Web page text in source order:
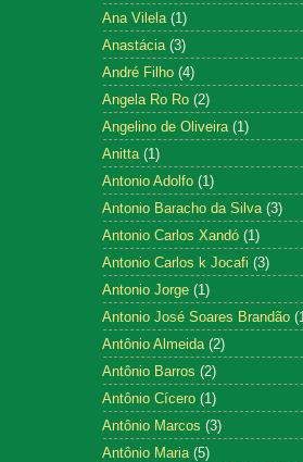
Ana Vilela (1)
Anastácia (3)
André Filho (4)
Angela Ro Ro (2)
Angelino de Oliveira (1)
Anitta (1)
Antonio Adolfo (1)
Antonio Baracho da Silva (3)
Antonio Carlos Xandó (1)
Antonio Carlos k Jocafi (3)
Antonio Jorge (1)
Antonio José Soares Brandão
Antônio Almeida (2)
Antônio Barros (2)
Antônio Cícero (1)
Antônio Marcos (3)
Antônio Maria (5)